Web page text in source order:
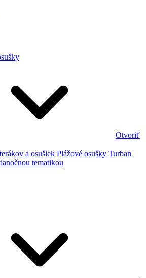
Otvoriť
a osušiek Plážové osušky Turban
tematikou